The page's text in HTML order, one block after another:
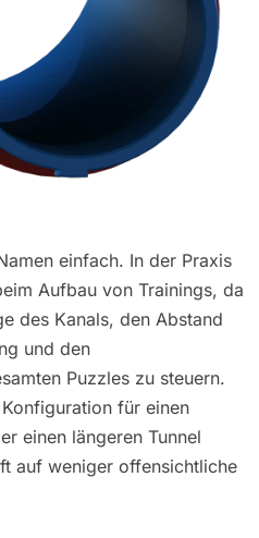
einfach. In der Praxis
Aufbau von Trainings, da
des Kanals, den Abstand
und den
Puzzles zu steuern.
für einen
einen längeren Tunnel
auf weniger offensichtliche